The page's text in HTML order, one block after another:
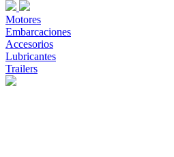
Motores
Embarcaciones
Accesorios
Lubricantes
Trailers